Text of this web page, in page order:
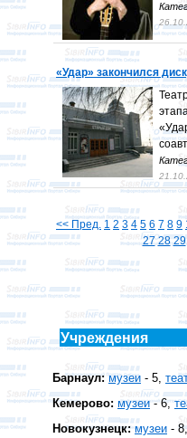
«Удар» закончился
<< Пред. 1 2 3 4 5 6 7 8 9
27 28 29
Учреждения
Барнаул: музеи - 5,
Кемерово: музеи- 6,
Новокузнецк: музеи - 8